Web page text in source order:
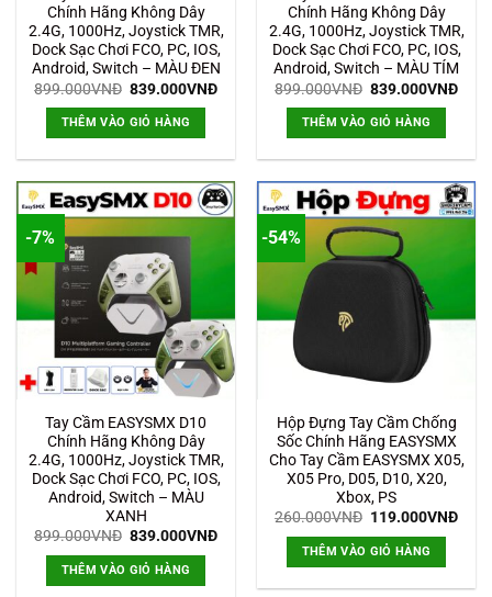
Chính Hãng Không Dây
2.4G, 1000Hz, Joystick TMR,
Dock Sạc Chơi FCO, PC, IOS,
Android, Switch – MÀU ĐEN
899.000VNĐ Giá
là:
899.000VNĐ.
839.000VNĐGiá
839.000VNĐ.
THÊM VÀO GIỎ HÀNG
Chính Hãng Không Dây
2.4G, 1000Hz, Joystick TMR,
Dock Sạc Chơi FCO, PC, IOS,
Android, Switch – MÀU TÍM
899.000VNĐ Giá
là:
899.000VNĐ.
839.000VNĐGiá
THÊM VÀO GIỎ HÀNG
-7%
Tay Cầm EASYSMX D10
Chính Hãng Không Dây
2.4G, 1000Hz, Joystick TMR,
Dock Sạc Chơi FCO, PC, IOS,
Android, Switch – MÀU
XANH
899.000VNĐ Giá
là:
899.000VNĐ.
839.000VNĐGiá
839.000VNĐ.
THÊM VÀO GIỎ HÀNG
-54%
Hộp Đựng Tay Cầm Chống
Sốc Chính Hãng EASYSMX
Cho Tay Cầm EASYSMX X05,
X05 Pro, D05, D10, X20,
Xbox, PS
260.000VNĐ Giá
là:
260.000VNĐ.
119.000VNĐGiá
THÊM VÀO GIỎ HÀNG